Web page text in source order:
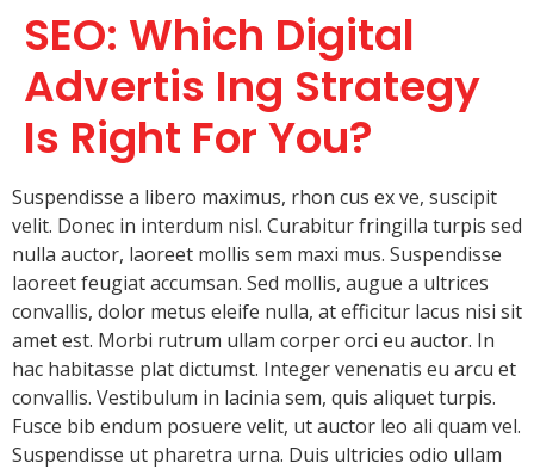
SEO: Which Digital
Advertis Ing Strategy
Is Right For You?
Suspendisse a libero maximus, rhon cus ex ve, suscipit
velit. Donec in interdum nisl. Curabitur fringilla turpis sed
nulla auctor, laoreet mollis sem maxi mus. Suspendisse
laoreet feugiat accumsan. Sed mollis, augue a ultrices
convallis, dolor metus eleife nulla, at efficitur lacus nisi sit
amet est. Morbi rutrum ullam corper orci eu auctor. In
hac habitasse plat dictumst. Integer venenatis eu arcu et
convallis. Vestibulum in lacinia sem, quis aliquet turpis.
Fusce bib endum posuere velit, ut auctor leo ali quam vel.
Suspendisse ut pharetra urna. Duis ultricies odio ullam